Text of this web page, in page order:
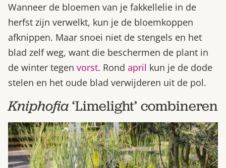
Wanneer de bloemen van je fakkellelie in de
herfst zijn verwelkt, kun je de bloemkoppen
afknippen. Maar snoei niet de stengels en het
blad zelf weg, want die beschermen de plant in
de winter tegen vorst. Rond april kun je de dode
stelen en het oude blad verwijderen uit de pol.
Kniphofia‘Limelight’ combineren